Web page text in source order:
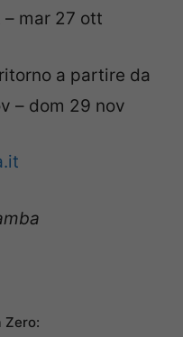
mar 27 ott
a partire da
– dom 29 nov
Zero: